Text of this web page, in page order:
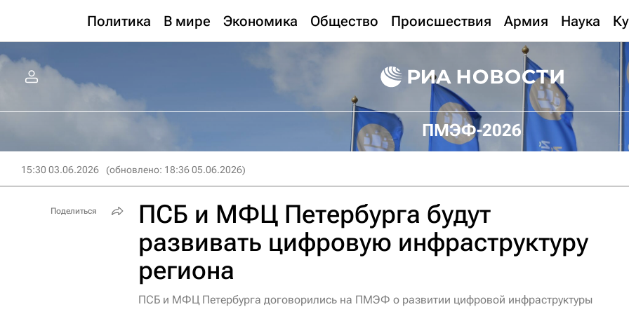
Политика В мире Экономика Общество Происшествия Армия Наука
ПМЭФ-2026
15:30 03.06.2026 (обновлено: 18:36 05.06.2026)
ПСБ и МФЦ Петербурга будут
развивать цифровую инфраструктуру
региона
ПСБ и МФЦ Петербурга договорились на ПМЭФ о развитии цифровой инфраструктуры
Поделиться